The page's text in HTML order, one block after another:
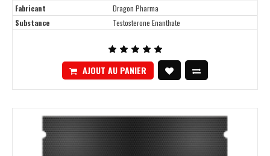
Fabricant
Dragon Pharma
Substance
Testosterone Enanthate
AJOUT AU PANIER